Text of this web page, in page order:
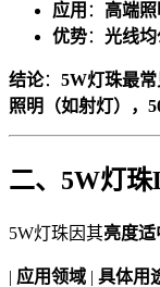
应用 ： 高端
优势： 光线
结论： 5W灯珠最常
照明（如射灯），
二、5W灯珠
5W灯珠因其亮度
| 应用领域 | 具体用